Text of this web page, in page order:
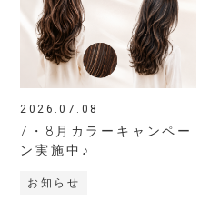
2026.07.08
7・8月カラーキャンペー
ン実施中♪
お知らせ